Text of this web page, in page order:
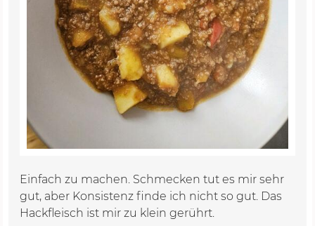
Einfach zu machen. Schmecken tut es mir sehr
gut, aber Konsistenz finde ich nicht so gut. Das
Hackfleisch ist mir zu klein gerührt.